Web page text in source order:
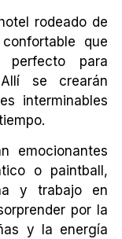
rodeado de
que
para
se crearán
interminables
emocionantes
o paintball,
y trabajo en
por la
y la energía